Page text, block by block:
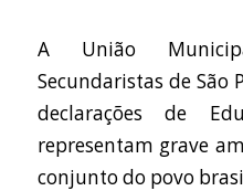
A União
Secundaristas de São
declarações de
representam grave
conjunto do povo